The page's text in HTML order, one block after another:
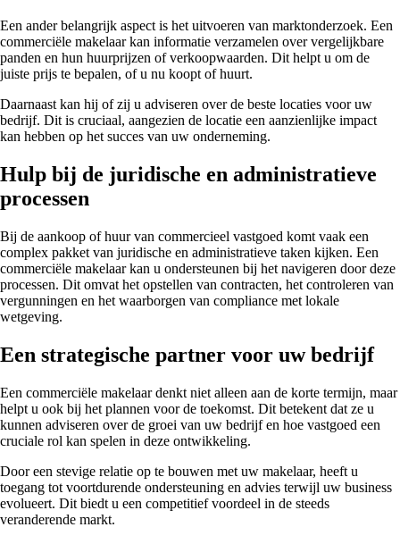
Een ander belangrijk aspect is het uitvoeren van marktonderzoek. Een
commerciële makelaar kan informatie verzamelen over vergelijkbare
panden en hun huurprijzen of verkoopwaarden. Dit helpt u om de
juiste prijs te bepalen, of u nu koopt of huurt.
Daarnaast kan hij of zij u adviseren over de beste locaties voor uw
bedrijf. Dit is cruciaal, aangezien de locatie een aanzienlijke impact
kan hebben op het succes van uw onderneming.
Hulp bij de juridische en administratieve
processen
Bij de aankoop of huur van commercieel vastgoed komt vaak een
complex pakket van juridische en administratieve taken kijken. Een
commerciële makelaar kan u ondersteunen bij het navigeren door deze
processen. Dit omvat het opstellen van contracten, het controleren van
vergunningen en het waarborgen van compliance met lokale
wetgeving.
Een strategische partner voor uw bedrijf
Een commerciële makelaar denkt niet alleen aan de korte termijn, maar
helpt u ook bij het plannen voor de toekomst. Dit betekent dat ze u
kunnen adviseren over de groei van uw bedrijf en hoe vastgoed een
cruciale rol kan spelen in deze ontwikkeling.
Door een stevige relatie op te bouwen met uw makelaar, heeft u
toegang tot voortdurende ondersteuning en advies terwijl uw business
evolueert. Dit biedt u een competitief voordeel in de steeds
veranderende markt.